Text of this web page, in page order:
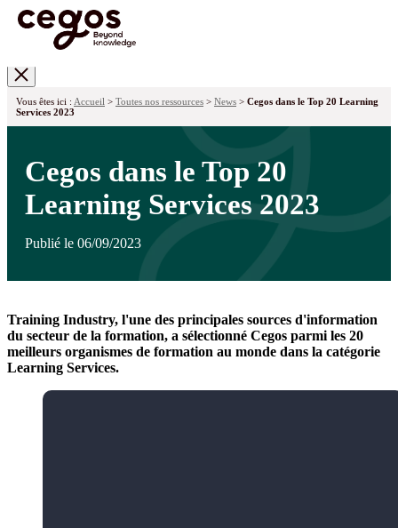
Vous êtes ici : Accueil > Toutes nos ressources > News > Cegos dans le Top 20 Learning
Services 2023
Cegos dans le Top 20
Learning Services 2023
Publié le 06/09/2023
Training Industry, l'une des principales sources d'information
du secteur de la formation, a sélectionné Cegos parmi les 20
meilleurs organismes de formation au monde dans la catégorie
Learning Services.